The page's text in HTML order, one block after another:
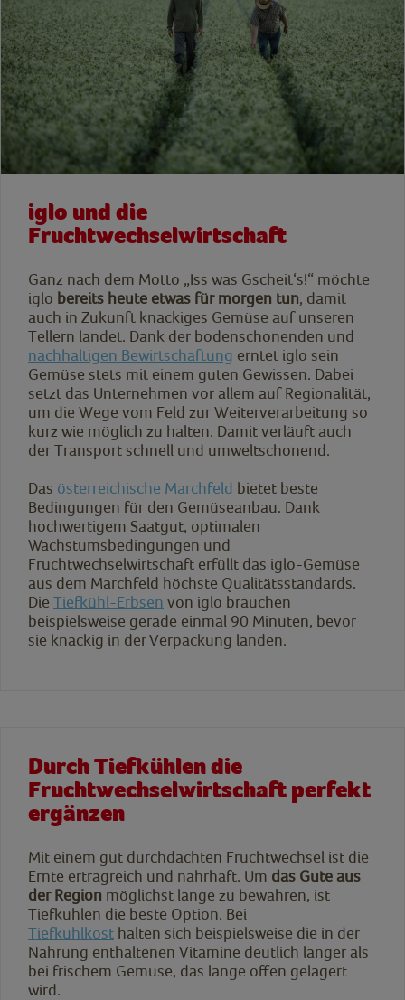
iglo und die
Fruchtwechselwirtschaft
Ganz nach dem Motto „Iss was Gscheit‘s!“ möchte
iglo bereits heute etwas für morgen tun, damit
auch in Zukunft knackiges Gemüse auf unseren
Tellern landet. Dank der bodenschonenden und
nachhaltigen Bewirtschaftung erntet iglo sein
Gemüse stets mit einem guten Gewissen. Dabei
setzt das Unternehmen vor allem auf Regionalität,
um die Wege vom Feld zur Weiterverarbeitung so
kurz wie möglich zu halten. Damit verläuft auch
der Transport schnell und umweltschonend.
Das österreichische Marchfeld bietet beste
Bedingungen für den Gemüseanbau. Dank
hochwertigem Saatgut, optimalen
Wachstumsbedingungen und
Fruchtwechselwirtschaft erfüllt das iglo-Gemüse
aus dem Marchfeld höchste Qualitätsstandards.
Die Tiefkühl-Erbsen von iglo brauchen
beispielsweise gerade einmal 90 Minuten, bevor
sie knackig in der Verpackung landen.
Durch Tiefkühlen die
Fruchtwechselwirtschaft perfekt
ergänzen
Mit einem gut durchdachten Fruchtwechsel ist die
Ernte ertragreich und nahrhaft. Um das Gute aus
der Region möglichst lange zu bewahren, ist
Tiefkühlen die beste Option. Bei
Tiefkühlkost halten sich beispielsweise die in der
Nahrung enthaltenen Vitamine deutlich länger als
bei frischem Gemüse, das lange offen gelagert
wird.